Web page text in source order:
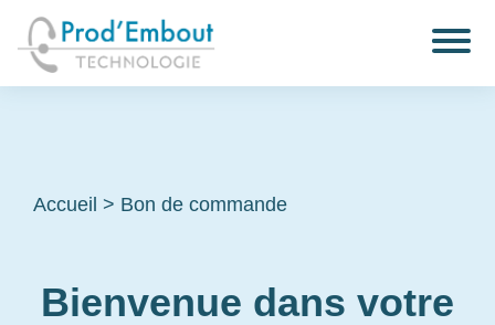
Accueil > Bon de commande
Bienvenue dans votre